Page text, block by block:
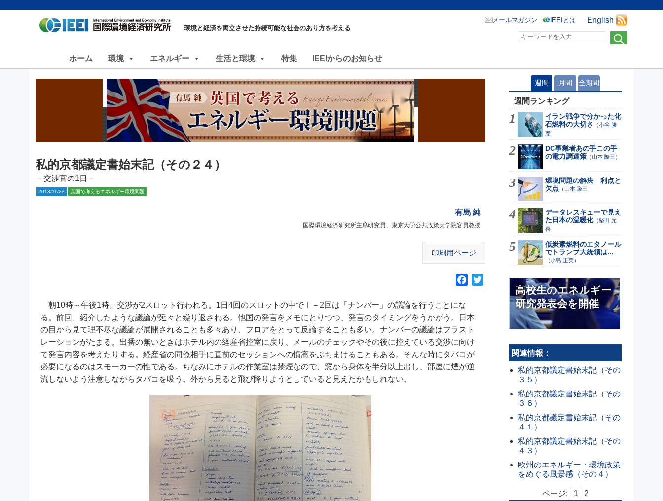
環境と経済を両立させた持続可能な社会のあり方を考える
English
メールマガジン IEEIとは
ホーム 環境 エネルギー 生活と環境 特集 IEEIからのお知らせ
私的京都議定書始末記（その２４）
－交渉官の1日－
2013/11/28 英国で考えるエネルギー環境問題
有馬 純
国際環境経済研究所主席研究員、東京大学公共政策大学院客員教授
印刷用ページ
e
b
o
o
k
朝10時～午後1時。交渉が2スロット行われる。1日4回のスロットの中でⅠ－2回は「ナンバー」の議論を行うことにな
る。前回、紹介したような議論が延々と繰り返される。他国の発言をメモにとりつつ、発言のタイミングをうかがう。日本
の目から見て理不尽な議論が展開されることも多々あり、フロアをとって反論することも多い。ナンバーの議論はフラスト
レーションがたまる。出番の無いときはホテル内の経産省控室に戻り、メールのチェックやその後に控えている交渉に向け
て発言内容を考えたりする。経産省の同僚相手に直前のセッションへの憤懣をぶちまけることもある。そんな時にタバコが
必要になるのはスモーカーの性である。ちなみにホテルの作業室は禁煙なので、窓から身体を半分以上出し、部屋に煙が逆
流しないよう注意しながらタバコを吸う。外から見ると飛び降りようとしていると見えたかもしれない。
週間 月間 全期間
週間ランキング
イラン戦争で分かった化
石燃料の大切さ
（小谷 勝
彦）
DC事業者あの手この手
の電力調達策 （山本 隆三 ）
環境問題の解決 利点と
欠点 （山本 隆三 ）
データレスキューで見え
た日本の温暖化（堅田 元
喜）
低炭素燃料のエタノール
でトランプ大統領は...
（小島 正美）
高校生のエネルギー
研究発表会を開催
関連情報：
私的京都議定書始末記（その
３５）
私的京都議定書始末記（その
３６）
私的京都議定書始末記（その
４１）
私的京都議定書始末記（その
４３）
欧州のエネルギー・環境政策
をめぐる風景感（その４）
ページ: 1
2